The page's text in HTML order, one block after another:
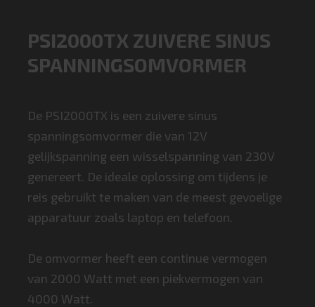
PSI2000TX ZUIVERE SINUS
SPANNINGSOMVORMER
De PSI2000TX is een zuivere sinus
spanningsomvormer die van 12V
gelijkspanning een wisselspanning van 230V
genereert. De ideale oplossing om tijdens je
reis gebruikt te maken van de meest gevoelige
apparatuur zoals laptop en telefoon.
De omvormer heeft een continue vermogen
van 2000 Watt met een piekvermogen van
4000 Watt.